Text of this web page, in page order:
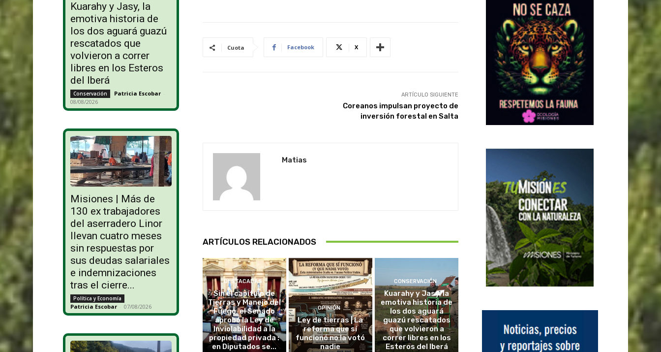
Kuarahy y Jasy, la
emotiva historia de
los dos aguará guazú
rescatados que
volvieron a correr
libres en los Esteros
del Iberá
Conservación Patricia Escobar -
08/08/2026
Misiones | Más de
130 ex trabajadores
del aserradero Linor
llevan cuatro meses
sin respuestas por
sus deudas salariales
e indemnizaciones
tras el cierre...
Política y Economía
Patricia Escobar - 07/08/2026
Cuota Facebook X
ARTÍCULO SIGUIENTE
Coreanos impulsan proyecto de
inversión forestal en Salta
Matias
ARTÍCULOS RELACIONADOS
DESTACADAS
Sin el capítulo de
Tierras y Manejo del
Fuego, el Senado
aprobó la Ley de
Inviolabilidad a la
propiedad privada :
en Diputados se...
OPINIÓN
Ley de tierras | La
reforma que sí
funcionó no la votó
nadie
CONSERVACIÓN
Kuarahy y Jasy, la
emotiva historia de
los dos aguará
guazú rescatados
que volvieron a
correr libres en los
Esteros del Iberá